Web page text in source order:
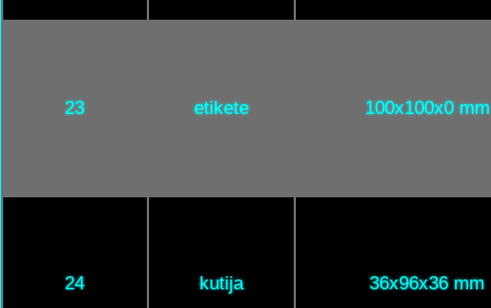
23 etikete 100x100x0 mm
24 kutija 36x96x36 mm